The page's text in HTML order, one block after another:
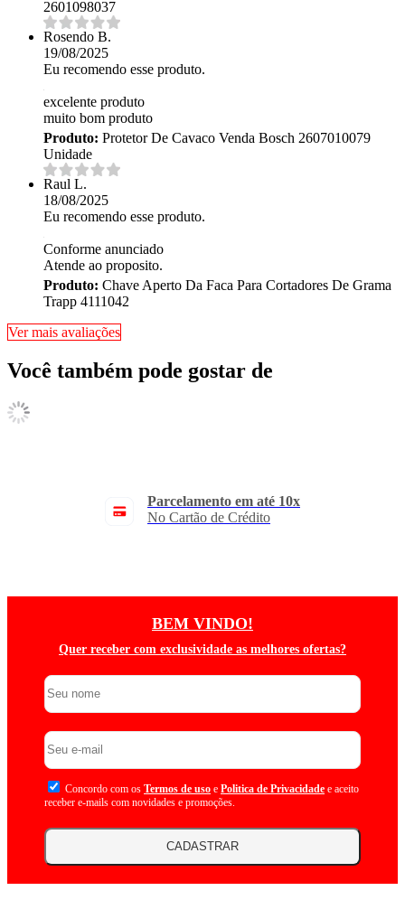
2601098037
Rosendo B.
19/08/2025
Eu recomendo esse produto.
excelente produto
muito bom produto
Produto: Protetor De Cavaco Venda Bosch 2607010079
Unidade
Raul L.
18/08/2025
Eu recomendo esse produto.
Conforme anunciado
Atende ao proposito.
Produto: Chave Aperto Da Faca Para Cortadores De Grama
Trapp 4111042
Ver mais avaliações
Você também pode gostar de
Parcelamento em até 10x
No Cartão de Crédito
BEM VINDO!
Quer receber com exclusividade as melhores ofertas?
Concordo com os Termos de uso e Politica de Privacidade e aceito
receber e-mails com novidades e promoções.
CADASTRAR